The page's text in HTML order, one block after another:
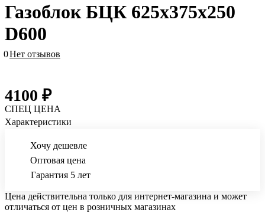
Газоблок БЦК 625х375х250
D600
0Нет отзывов
4100 ₽
СПЕЦ ЦЕНА
Характеристики
Хочу дешевле
Оптовая цена
Гарантия 5 лет
Цена действительна только для интернет-магазина и может
отличаться от цен в розничных магазинах